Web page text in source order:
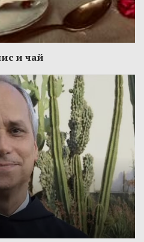
и чай